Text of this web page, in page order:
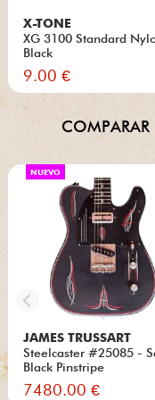
X-TONE
XG 3100 Standard
Black
9.00 €
COMPARAR
NUEVO
JAMES TRUSSART
Steelcaster #25085 -
Black Pinstripe
7480.00 €